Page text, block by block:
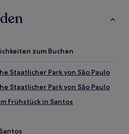
zum Buchen
Staatlicher Park von São Paulo
Staatlicher Park von São Paulo
Frühstück in Santos